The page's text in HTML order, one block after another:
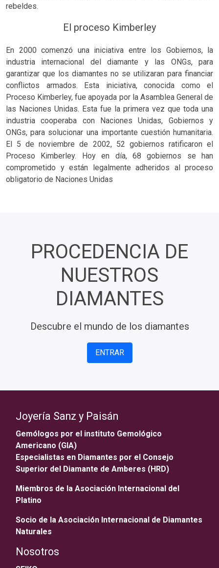
rebeldes.
El proceso Kimberley
En 2000 comenzó una iniciativa entre los Gobiernos, la
industria internacional del diamante y las ONGs, para
garantizar que los diamantes no se utilizaran para financiar
conflictos armados. Esta iniciativa, conocida como el
Proceso Kimberley, fue apoyada por la Asamblea General de
las Naciones Unidas. Esta fue la primera vez que toda una
industria cooperaba con Naciones Unidas, Gobiernos y
ONGs, para solucionar una importante cuestión humanitaria.
El 5 de noviembre de 2002, 52 gobiernos ratificaron el
Proceso Kimberley. Hoy en día, 68 gobiernos se han
comprometido y están legalmente adheridos al proceso
obligatorio de Naciones Unidas
PROCEDENCIA DE
NUESTROS
DIAMANTES
Descubre el mundo de los diamantes
ENTRAR
Joyería Sanz y Paisán
Gemólogos por el instituto Gemológico
Americano (GIA)
Especialistas en Diamantes por el Consejo
Superior del Diamante de Amberes (HRD)
Miembros de la Asociación Internacional del
Platino
Socio de la Asociación Internacional de Diamantes
Naturales
Nosotros